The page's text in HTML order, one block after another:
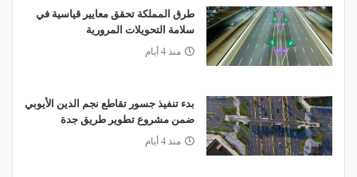
طرق المملكة تحقق معايير قياسية في
سلامة التحويلات المرورية
منذ 4 أيام
بدء تنفيذ جسور تقاطع نجم الدين الأيوبي
ضمن مشروع تطوير طريق جدة
منذ 4 أيام